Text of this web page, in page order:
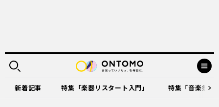
新着記事 特集「楽器リスタート入門」 特集「音楽祭